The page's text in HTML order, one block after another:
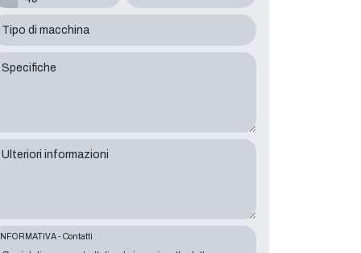
Tipo di macchina
Specifiche
Ulteriori informazioni
INFORMATIVA - Contatti